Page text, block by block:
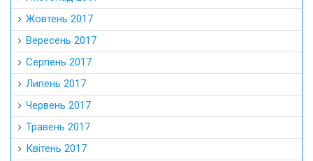
Жовтень 2017
Вересень 2017
Серпень 2017
Липень 2017
Червень 2017
Травень 2017
Квітень 2017